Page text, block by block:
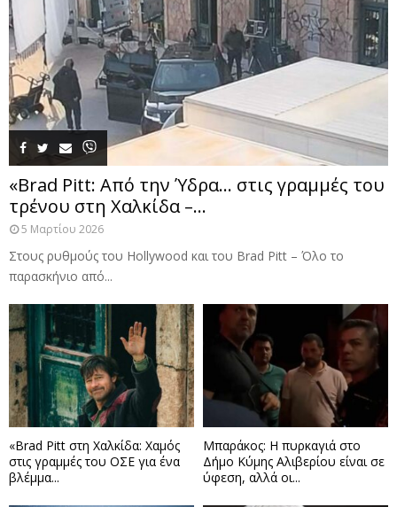
«Brad Pitt: Από την Ύδρα… στις γραμμές του
τρένου στη Χαλκίδα –...
5 Μαρτίου 2026
Στους ρυθμούς του Hollywood και του Brad Pitt – Όλο το
παρασκήνιο από...
«Brad Pitt στη Χαλκίδα: Χαμός
στις γραμμές του ΟΣΕ για ένα
βλέμμα...
Μπαράκος: Η πυρκαγιά στο
Δήμο Κύμης Αλιβερίου είναι σε
ύφεση, αλλά οι...